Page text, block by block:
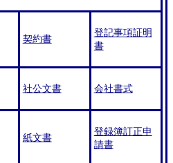
契約書
登記事項証明
書
社公文書 会社書式
紙文書
登録簿訂正申
請書